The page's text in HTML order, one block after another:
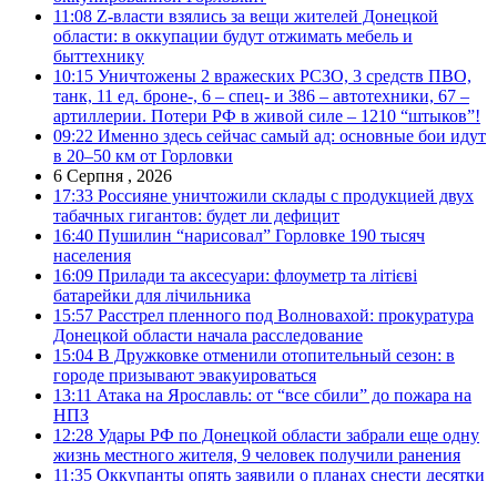
11:08 Z-власти взялись за вещи жителей Донецкой
области: в оккупации будут отжимать мебель и
быттехнику
10:15 Уничтожены 2 вражеских РСЗО, 3 средств ПВО,
танк, 11 ед. броне-, 6 – спец- и 386 – автотехники, 67 –
артиллерии. Потери РФ в живой силе – 1210 “штыков”!
09:22 Именно здесь сейчас самый ад: основные бои идут
в 20–50 км от Горловки
6 Серпня , 2026
17:33 Россияне уничтожили склады с продукцией двух
табачных гигантов: будет ли дефицит
16:40 Пушилин “нарисовал” Горловке 190 тысяч
населения
16:09 Прилади та аксесуари: флоуметр та літієві
батарейки для лічильника
15:57 Расстрел пленного под Волновахой: прокуратура
Донецкой области начала расследование
15:04 В Дружковке отменили отопительный сезон: в
городе призывают эвакуироваться
13:11 Атака на Ярославль: от “все сбили” до пожара на
НПЗ
12:28 Удары РФ по Донецкой области забрали еще одну
жизнь местного жителя, 9 человек получили ранения
11:35 Оккупанты опять заявили о планах снести десятки